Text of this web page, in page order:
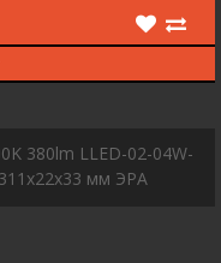
380lm LLED-02-04W-
мм ЭРА